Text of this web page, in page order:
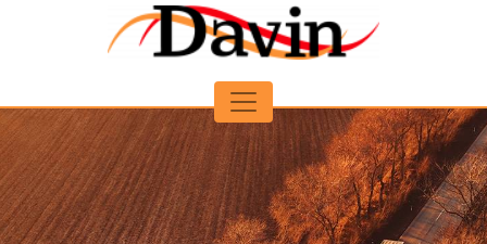
Panneau de gestion des cookies